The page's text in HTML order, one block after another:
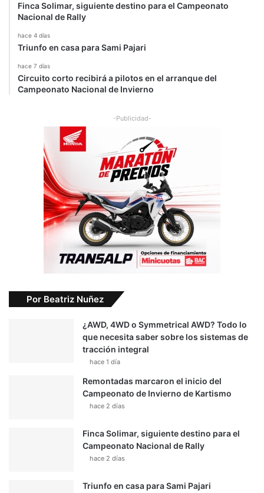
Finca Solimar, siguiente destino para el Campeonato
Nacional de Rally
hace 4 días
Triunfo en casa para Sami Pajari
hace 7 días
Circuito corto recibirá a pilotos en el arranque del
Campeonato Nacional de Invierno
-Publicidad-
Por Beatriz Nuñez
¿AWD, 4WD o Symmetrical AWD? Todo lo
que necesita saber sobre los sistemas de
tracción integral
hace 1 día
Remontadas marcaron el inicio del
Campeonato de Invierno de Kartismo
hace 2 días
Finca Solimar, siguiente destino para el
Campeonato Nacional de Rally
hace 2 días
Triunfo en casa para Sami Pajari